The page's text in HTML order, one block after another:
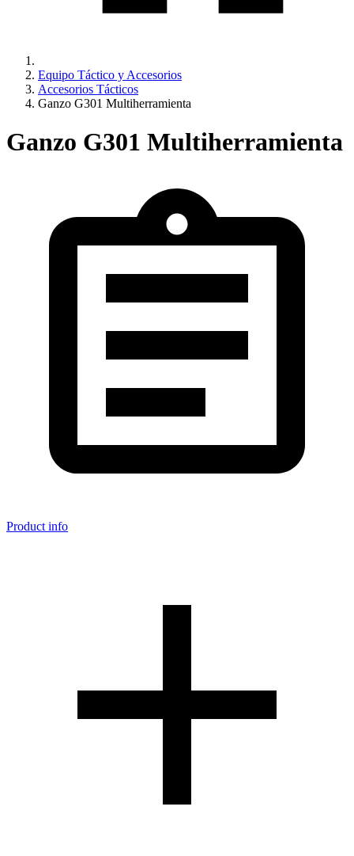
Equipo Táctico y Accesorios
Accesorios Tácticos
Ganzo G301 Multiherramienta
Ganzo G301 Multiherramienta
Product info